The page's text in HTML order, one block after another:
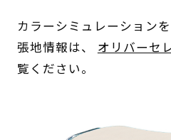
カラーシミュレーション
張地情報は、 オリバーセ
覧ください。